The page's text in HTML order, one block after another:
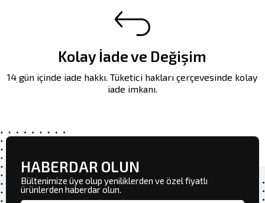
Kolay İade ve Değişim
14 gün içinde iade hakkı. Tüketici hakları çerçevesinde kolay
iade imkanı.
HABERDAR OLUN
Bültenimize üye olup yeniliklerden ve özel fiyatlı
ürünlerden haberdar olun.